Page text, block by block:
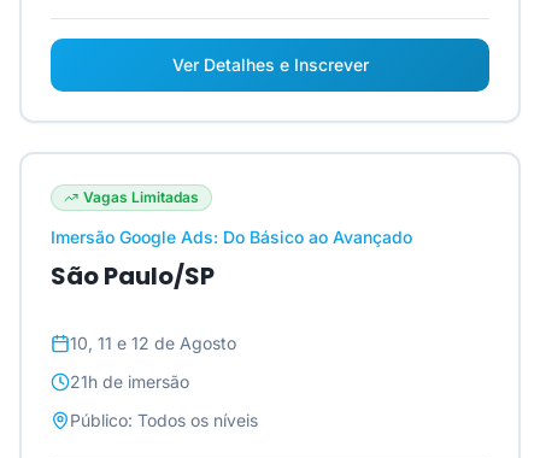
Ver Detalhes e Inscrever
Vagas Limitadas
Imersão Google Ads: Do Básico ao Avançado
São Paulo/SP
10, 11 e 12 de Agosto
21h de imersão
Público: Todos os níveis